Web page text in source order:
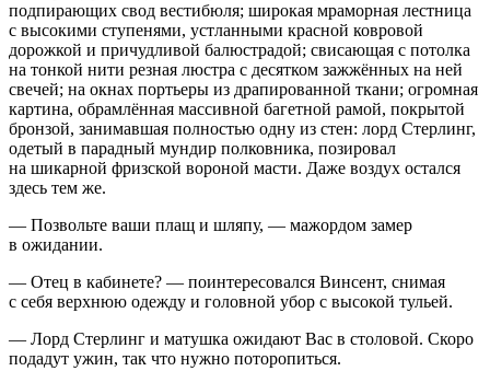
подпирающих свод вестибюля; широкая мраморная лестница
с высокими ступенями, устланными красной ковровой
дорожкой и причудливой балюстрадой; свисающая с потолка
на тонкой нити резная люстра с десятком зажжённых на ней
свечей; на окнах портьеры из драпированной ткани; огромная
картина, обрамлённая массивной багетной рамой, покрытой
бронзой, занимавшая полностью одну из стен: лорд Стерлинг,
одетый в парадный мундир полковника, позировал
на шикарной фризской вороной масти. Даже воздух остался
здесь тем же.
— Позвольте ваши плащ и шляпу, — мажордом замер
в ожидании.
— Отец в кабинете? — поинтересовался Винсент, снимая
с себя верхнюю одежду и головной убор с высокой тульей.
— Лорд Стерлинг и матушка ожидают Вас в столовой. Скоро
подадут ужин, так что нужно поторопиться.